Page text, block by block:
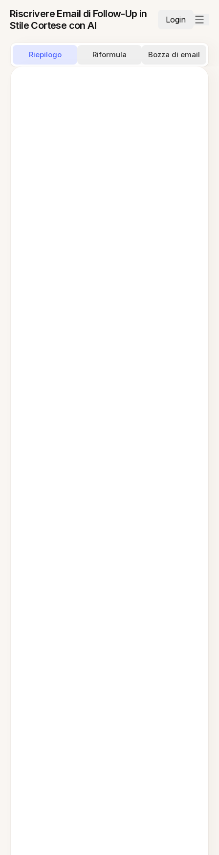
Riscrivere Email di Follow-Up in
Stile Cortese con AI
Login
Riepilogo Riformula Bozza di email